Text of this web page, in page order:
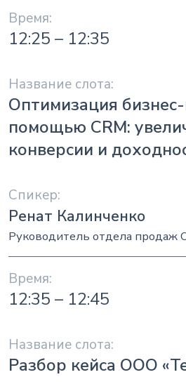
12:25 – 12:35
Оптимизация
помощью CRM:
конверсии и
Ренат Калинченко
Руководитель отдела продаж
12:35 – 12:45
Разбор кейса ООО